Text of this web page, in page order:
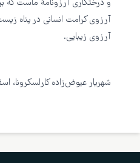
و درختکاری آرزونامهٔ ماست که
آرزوی کرامت انسانی در پناه
آرزوی زیبایی.
شهریار عیوض‌زاده کارلسکرونا، اسفند